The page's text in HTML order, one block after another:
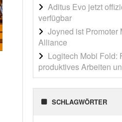
Aditus Evo jetzt
verfügbar
Joyned ist Promoter
Alliance
Logitech Mobi Fold:
produktives Arbeiten
SCHLAGWÖRTER